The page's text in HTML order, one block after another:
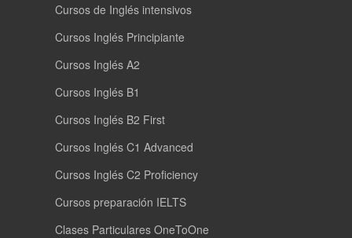
Cursos de Inglés intensivos
Cursos Inglés Principiante
Cursos Inglés A2
Cursos Inglés B1
Cursos Inglés B2 First
Cursos Inglés C1 Advanced
Cursos Inglés C2 Proficiency
Cursos preparación IELTS
Clases Particulares OneToOne